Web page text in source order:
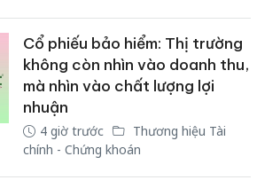
Cổ phiếu bảo hiểm: Thị trường
không còn nhìn vào doanh thu,
mà nhìn vào chất lượng lợi
nhuận
4 giờ trước
Thương hiệu Tài
chính - Chứng khoán